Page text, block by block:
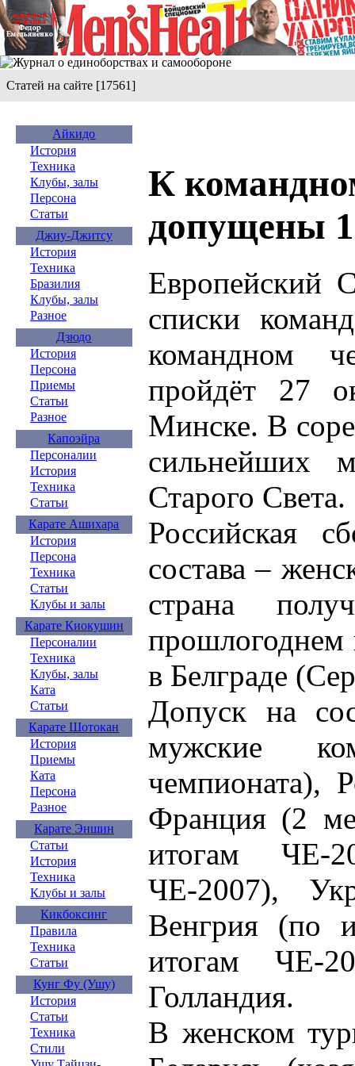
Статей на сайте [17561]
Айкидо
История
Техника
Клубы, залы
Персона
Статьи
Джиу-Джитсу
История
Техника
Бразилия
Клубы, залы
Разное
Дзюдо
История
Персона
Приемы
Статьи
Разное
Капоэйра
Персоналии
История
Техника
Статьи
Карате Ашихара
История
Персона
Техника
Статьи
Клубы и залы
Карате Киокушин
Персоналии
Техника
Клубы, залы
Ката
Статьи
Карате Шотокан
История
Приемы
Ката
Персона
Разное
Карате Эншин
Статьи
История
Техника
Клубы и залы
Кикбоксинг
Правила
Техника
Статьи
Кунг Фу (Ушу)
История
Статьи
Техника
Стили
К
допущены
Европейский
списки
командном
пройдёт 27
Минске. В
сильнейших
Старого Света.
Российская
состава –
страна
прошлогоднем
в Белграде
Допуск на
мужские
чемпионата),
Франция (2
итогам ЧЕ-
ЧЕ-2007),
Венгрия (по
итогам ЧЕ-
Голландия.
В женском